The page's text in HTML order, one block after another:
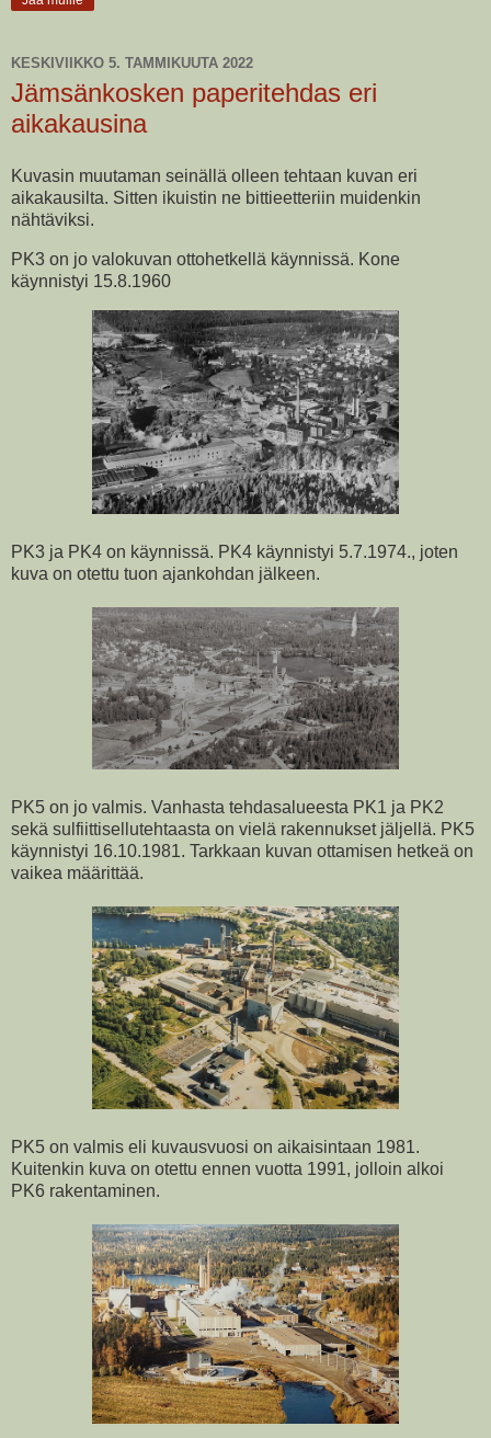
KESKIVIIKKO 5. TAMMIKUUTA 2022
Jämsänkosken paperitehdas eri
aikakausina
Kuvasin muutaman seinällä olleen tehtaan kuvan eri
aikakausilta. Sitten ikuistin ne bittieetteriin muidenkin
nähtäviksi.
PK3 on jo valokuvan ottohetkellä käynnissä. Kone
käynnistyi 15.8.1960
PK3 ja PK4 on käynnissä. PK4 käynnistyi 5.7.1974., joten
kuva on otettu tuon ajankohdan jälkeen.
PK5 on jo valmis. Vanhasta tehdasalueesta PK1 ja PK2
sekä sulfiittisellutehtaasta on vielä rakennukset jäljellä. PK5
käynnistyi 16.10.1981. Tarkkaan kuvan ottamisen hetkeä on
vaikea määrittää.
PK5 on valmis eli kuvausvuosi on aikaisintaan 1981.
Kuitenkin kuva on otettu ennen vuotta 1991, jolloin alkoi
PK6 rakentaminen.